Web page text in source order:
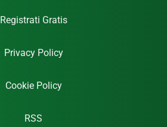
Registrati Gratis
Privacy Policy
Cookie Policy
RSS